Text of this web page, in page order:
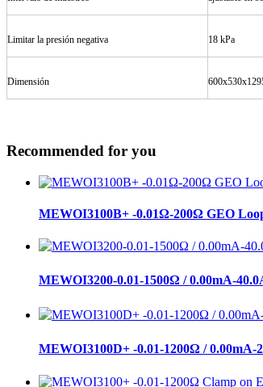
Limitar la presión negativa 18 kPa
Dimensión
Recommended for you
MEWOI3100B+ -0.01Ω-200Ω GEO
MEWOI3200-0.01-1500Ω / 0.00mA-
MEWOI3100D+ -0.01-1200Ω / 0.00mA-